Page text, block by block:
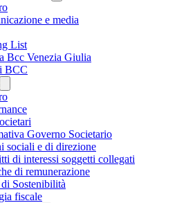
e media
List
Bcc Venezia Giulia
BCC
Governo Societario
sociali e di direzione
di interessi soggetti collegati
di remunerazione
Sostenibilità
fiscale